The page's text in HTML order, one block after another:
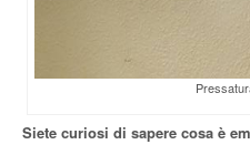
Siete curiosi di sapere cosa è